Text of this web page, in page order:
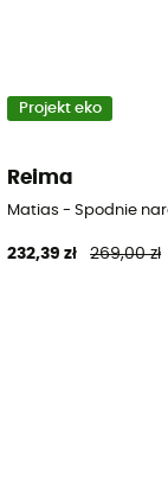
Projekt eko
Reima
Matias - Spodnie
232,39 zł 269,00 zł